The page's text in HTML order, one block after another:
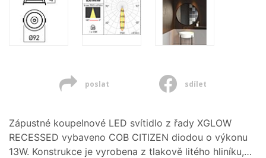
poslat sdílet
Zápustné koupelnové LED svítidlo z řady XGLOW
RECESSED vybaveno COB CITIZEN diodou o výkonu
13W. Konstrukce je vyrobena z tlakově litého hliníku,…